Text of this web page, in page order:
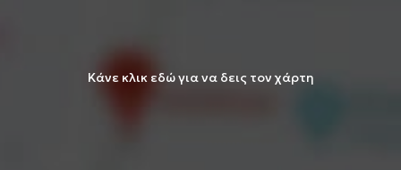
Κάνε κλικ εδώ για να δεις τον χάρτη